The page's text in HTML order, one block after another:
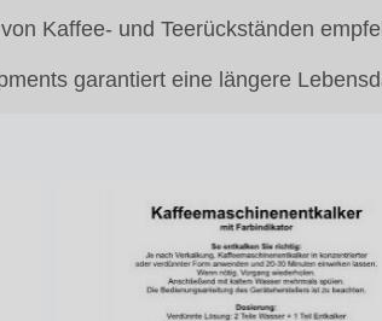
Kaffee- und Teerückständen
garantiert eine längere